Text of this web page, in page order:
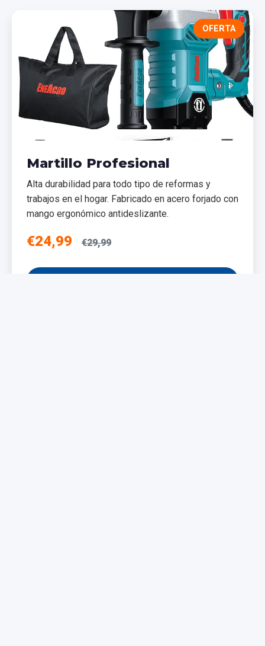
OFERTA
Martillo Profesional
Alta durabilidad para todo tipo de reformas y
trabajos en el hogar. Fabricado en acero forjado con
mango ergonómico antideslizante.
€24,99 €29,99